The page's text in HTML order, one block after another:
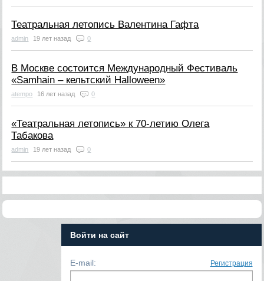
Театральная летопись Валентина Гафта
admin 19 лет назад 0
В Москве состоится Международный Фестиваль
«Samhain – кельтский Halloween»
atempo 16 лет назад 0
«Театральная летопись» к 70-летию Олега
Табакова
admin 19 лет назад 0
Войти на сайт
E-mail: Регистрация